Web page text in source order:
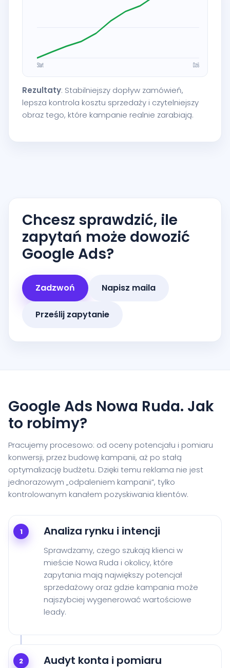
Rezultaty: Stabilniejszy dopływ zamówień,
lepsza kontrola kosztu sprzedaży i czytelniejszy
obraz tego, które kampanie realnie zarabiają.
Chcesz sprawdzić, ile
zapytań może dowozić
Google Ads?
Zadzwoń Napisz maila
Prześlij zapytanie
Google Ads Nowa Ruda. Jak
to robimy?
Pracujemy procesowo: od oceny potencjału i pomiaru
konwersji, przez budowę kampanii, aż po stałą
optymalizację budżetu. Dzięki temu reklama nie jest
jednorazowym „odpaleniem kampanii”, tylko
kontrolowanym kanałem pozyskiwania klientów.
1 Analiza rynku i intencji
Sprawdzamy, czego szukają klienci w
mieście Nowa Ruda i okolicy, które
zapytania mają największy potencjał
sprzedażowy oraz gdzie kampania może
najszybciej wygenerować wartościowe
leady.
2 Audyt konta i pomiaru